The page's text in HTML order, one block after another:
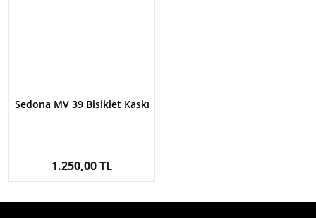
Sedona MV 39 Bisiklet Kaskı
1.250,00 TL